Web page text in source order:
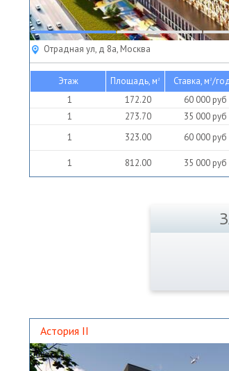
Отрадная ул, д 8а, Москва
Этаж Площадь, м2 Ставка, м2/
1
172.20 60 000 руб
1
273.70 35 000 руб
1
323.00 60 000 руб
1 812.00 35 000 руб
Астория II